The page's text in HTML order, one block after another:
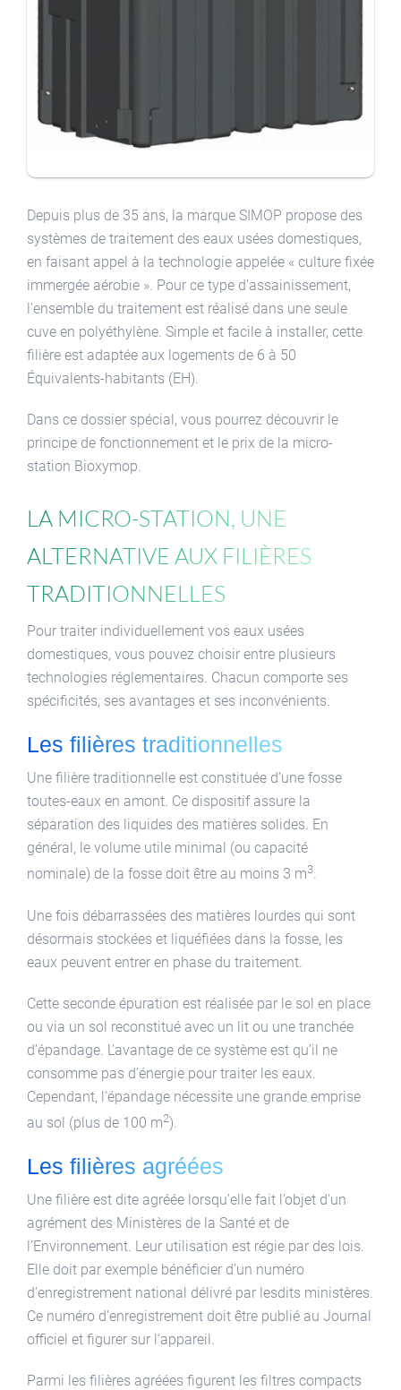
Depuis plus de 35 ans, la marque SIMOP propose des
systèmes de traitement des eaux usées domestiques,
en faisant appel à la technologie appelée « culture fixée
immergée aérobie ». Pour ce type d’assainissement,
l’ensemble du traitement est réalisé dans une seule
cuve en polyéthylène. Simple et facile à installer, cette
filière est adaptée aux logements de 6 à 50
Équivalents-habitants (EH).
Dans ce dossier spécial, vous pourrez découvrir le
principe de fonctionnement et le prix de la micro-
station Bioxymop.
La micro-station, une
alternative aux filières
traditionnelles
Pour traiter individuellement vos eaux usées
domestiques, vous pouvez choisir entre plusieurs
technologies réglementaires. Chacun comporte ses
spécificités, ses avantages et ses inconvénients.
Les filières traditionnelles
Une filière traditionnelle est constituée d’une fosse
toutes-eaux en amont. Ce dispositif assure la
séparation des liquides des matières solides. En
général, le volume utile minimal (ou capacité
nominale) de la fosse doit être au moins 3 m3.
Une fois débarrassées des matières lourdes qui sont
désormais stockées et liquéfiées dans la fosse, les
eaux peuvent entrer en phase du traitement.
Cette seconde épuration est réalisée par le sol en place
ou via un sol reconstitué avec un lit ou une tranchée
d’épandage. L’avantage de ce système est qu’il ne
consomme pas d’énergie pour traiter les eaux.
Cependant, l’épandage nécessite une grande emprise
au sol (plus de 100 m2).
Les filières agréées
Une filière est dite agréée lorsqu’elle fait l’objet d’un
agrément des Ministères de la Santé et de
l’Environnement. Leur utilisation est régie par des lois.
Elle doit par exemple bénéficier d’un numéro
d’enregistrement national délivré par lesdits ministères.
Ce numéro d’enregistrement doit être publié au Journal
officiel et figurer sur l’appareil.
Parmi les filières agréées figurent les filtres compacts